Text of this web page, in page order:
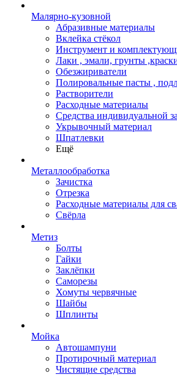
Малярно-кузовной
Абразивные материалы
Вклейка стёкол
Инструмент и
Лаки , эмали, грунты
Обезжириватели
Полировальные пасты ,
Растворители
Расходные материалы
Средства индивидуальной
Укрывочный материал
Шпатлевки
Ещё
Металлообработка
Зачистка
Отрезка
Расходные материалы для
Свёрла
Метиз
Болты
Гайки
Заклёпки
Саморезы
Хомуты червячные
Шайбы
Шплинты
Мойка
Автошампуни
Протирочный материал
Чистящие средства